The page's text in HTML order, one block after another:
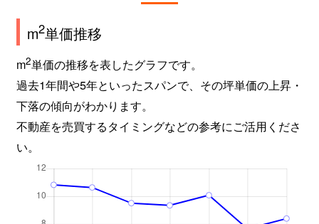
m2単価推移
m2単価の推移を表したグラフです。
過去1年間や5年といったスパンで、その坪単価の上昇・
下落の傾向がわかります。
不動産を売買するタイミングなどの参考にご活用くださ
い。